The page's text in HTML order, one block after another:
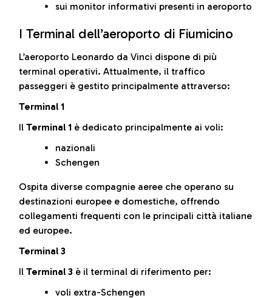
sui monitor informativi presenti in aeroporto
I Terminal dell’aeroporto di Fiumicino
L’aeroporto Leonardo da Vinci dispone di più
terminal operativi. Attualmente, il traffico
passeggeri è gestito principalmente attraverso:
Terminal 1
Il Terminal 1 è dedicato principalmente ai voli:
nazionali
Schengen
Ospita diverse compagnie aeree che operano su
destinazioni europee e domestiche, offrendo
collegamenti frequenti con le principali città italiane
ed europee.
Terminal 3
Il Terminal 3 è il terminal di riferimento per:
voli extra-Schengen